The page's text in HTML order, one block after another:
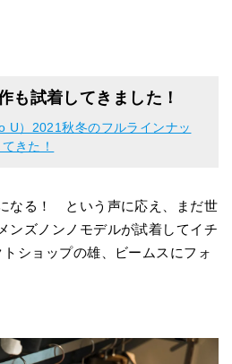
も試着してきました！
U）2021秋冬のフルラインナッ
きた！
なる！ という声に応え、まだ世
ンズノンノモデルが試着してイチ
ショップの雄、ビームスにフォ